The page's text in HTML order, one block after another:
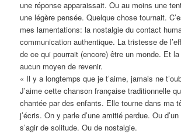
une réponse apparaissait. Ou au moins une
une légère pensée. Quelque chose tournait.
mes lamentations: la nostalgie du contact
communication authentique. La tristesse de
de ce qui pourrait (encore) être un monde. Et la
aucun moyen de revenir.
« Il y a longtemps que je t’aime, jamais ne
J’aime cette chanson française traditionnelle
chantée par des enfants. Elle tourne dans ma
j’écris. On y parle d’une amitié perdue. Ou
s’agir de solitude. Ou de nostalgie.